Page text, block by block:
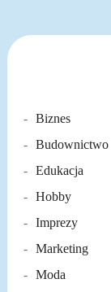
Biznes
Budownictwo
Edukacja
Hobby
Imprezy
Marketing
Moda